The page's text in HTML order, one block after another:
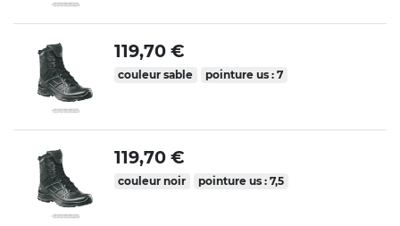
119,70 €
couleur sable pointure us : 7
119,70 €
couleur noir pointure us : 7,5